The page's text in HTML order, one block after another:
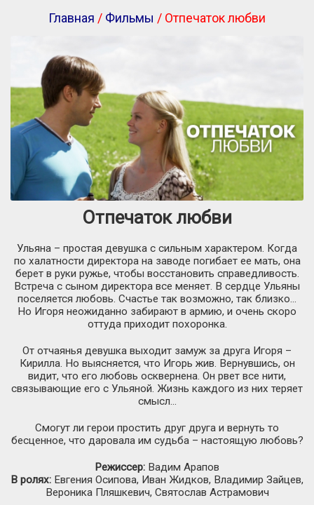
Главная / Фильмы / Отпечаток любви
Отпечаток любви
Ульяна – простая девушка с сильным характером. Когда
по халатности директора на заводе погибает ее мать, она
берет в руки ружье, чтобы восстановить справедливость.
Встреча с сыном директора все меняет. В сердце Ульяны
поселяется любовь. Счастье так возможно, так близко…
Но Игоря неожиданно забирают в армию, и очень скоро
оттуда приходит похоронка.
От отчаянья девушка выходит замуж за друга Игоря –
Кирилла. Но выясняется, что Игорь жив. Вернувшись, он
видит, что его любовь осквернена. Он рвет все нити,
связывающие его с Ульяной. Жизнь каждого из них теряет
смысл…
Смогут ли герои простить друг друга и вернуть то
бесценное, что даровала им судьба – настоящую любовь?
Режиссер: Вадим Арапов
В ролях: Евгения Осипова, Иван Жидков, Владимир Зайцев,
Вероника Пляшкевич, Святослав Астрамович